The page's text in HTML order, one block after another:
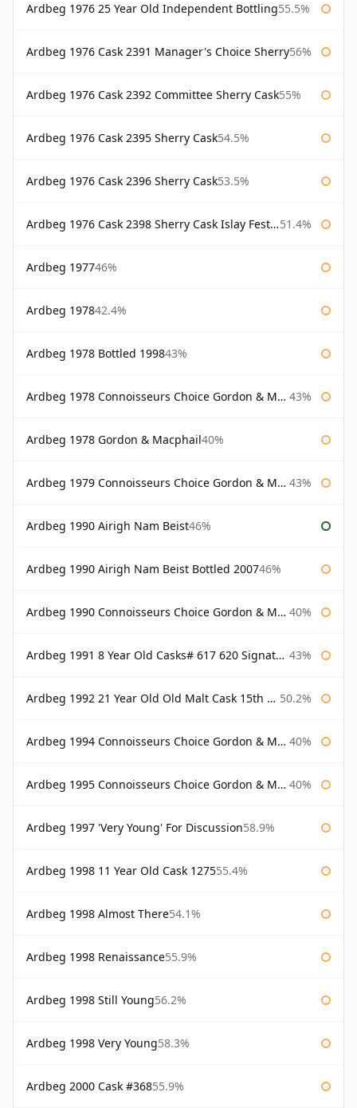
Ardbeg 1976 25 Year Old Independent Bottling55.5%
Ardbeg 1976 Cask 2391 Manager's Choice Sherry56%
Ardbeg 1976 Cask 2392 Committee Sherry Cask55%
Ardbeg 1976 Cask 2395 Sherry Cask54.5%
Ardbeg 1976 Cask 2396 Sherry Cask53.5%
Ardbeg 1976 Cask 2398 Sherry Cask Islay Festival 2004 51.4%
Ardbeg 197746%
Ardbeg 197842.4%
Ardbeg 1978 Bottled 199843%
Ardbeg 1978 Connoisseurs Choice Gordon & Macphail 43%
Ardbeg 1978 Gordon & Macphail40%
Ardbeg 1979 Connoisseurs Choice Gordon & Macphail 43%
Ardbeg 1990 Airigh Nam Beist46%
Ardbeg 1990 Airigh Nam Beist Bottled 200746%
Ardbeg 1990 Connoisseurs Choice Gordon & Macphail 40%
Ardbeg 1991 8 Year Old Casks# 617 620 Signatory 43%
Ardbeg 1992 21 Year Old Old Malt Cask 15th Anniversary Hunter Laing 50.2%
Ardbeg 1994 Connoisseurs Choice Gordon & Macphail 40%
Ardbeg 1995 Connoisseurs Choice Gordon & Macphail 40%
Ardbeg 1997 'Very Young' For Discussion58.9%
Ardbeg 1998 11 Year Old Cask 127555.4%
Ardbeg 1998 Almost There54.1%
Ardbeg 1998 Renaissance55.9%
Ardbeg 1998 Still Young56.2%
Ardbeg 1998 Very Young58.3%
Ardbeg 2000 Cask #36855.9%